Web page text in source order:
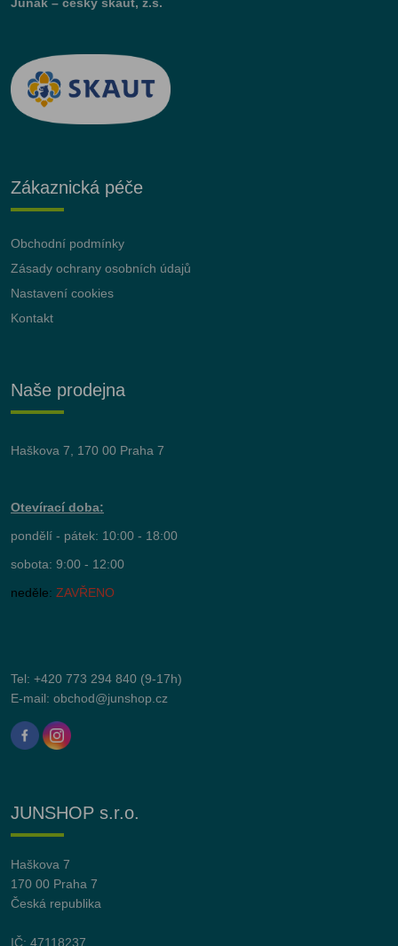
Zákaznická péče
Obchodní podmínky
Zásady ochrany osobních údajů
Nastavení cookies
Kontakt
Naše prodejna
Haškova 7, 170 00 Praha 7
Otevírací doba:
pondělí - pátek: 10:00 - 18:00
sobota: 9:00 - 12:00
neděle: ZAVŘENO
Tel: +420 773 294 840 (9-17h)
E-mail: obchod@junshop.cz
JUNSHOP s.r.o.
Haškova 7
170 00 Praha 7
Česká republika
IČ: 47118237